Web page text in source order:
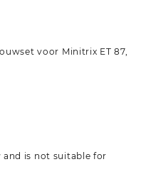
voor Minitrix ET 87,
is not suitable for